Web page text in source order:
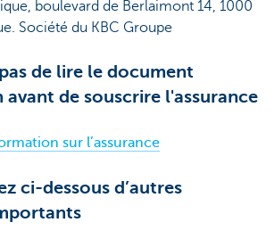
boulevard de Berlaimont 14, 1000
Société du KBC Groupe
de lire le document
de souscrire l'assurance
sur l’assurance
ci-dessous d’autres